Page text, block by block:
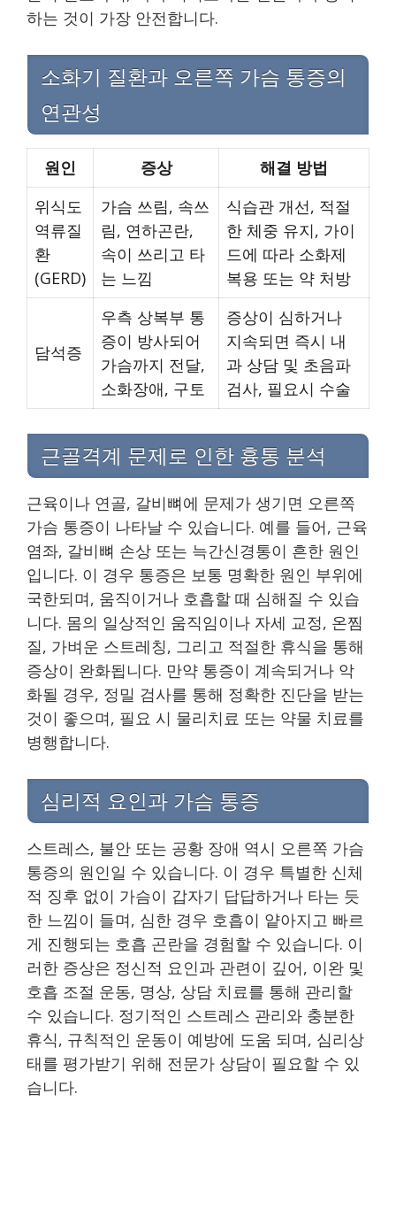
하는 것이 가장 안전합니다.
소화기 질환과 오른쪽 가슴 통증의
연관성
원인 증상
해결 방법
위식도
역류질
환
(GERD)
가슴 쓰림, 속쓰
림, 연하곤란,
속이 쓰리고 타
는 느낌
식습관 개선, 적절
한 체중 유지, 가이
드에 따라 소화제
복용 또는 약 처방
담석증
우측 상복부 통
증이 방사되어
가슴까지 전달,
소화장애, 구토
증상이 심하거나
지속되면 즉시 내
과 상담 및 초음파
검사, 필요시 수술
근골격계 문제로 인한 흉통 분석
근육이나 연골, 갈비뼈에 문제가 생기면 오른쪽
가슴 통증이 나타날 수 있습니다. 예를 들어, 근육
염좌, 갈비뼈 손상 또는 늑간신경통이 흔한 원인
입니다. 이 경우 통증은 보통 명확한 원인 부위에
국한되며, 움직이거나 호흡할 때 심해질 수 있습
니다. 몸의 일상적인 움직임이나 자세 교정, 온찜
질, 가벼운 스트레칭, 그리고 적절한 휴식을 통해
증상이 완화됩니다. 만약 통증이 계속되거나 악
화될 경우, 정밀 검사를 통해 정확한 진단을 받는
것이 좋으며, 필요 시 물리치료 또는 약물 치료를
병행합니다.
심리적 요인과 가슴 통증
스트레스, 불안 또는 공황 장애 역시 오른쪽 가슴
통증의 원인일 수 있습니다. 이 경우 특별한 신체
적 징후 없이 가슴이 갑자기 답답하거나 타는 듯
한 느낌이 들며, 심한 경우 호흡이 얕아지고 빠르
게 진행되는 호흡 곤란을 경험할 수 있습니다. 이
러한 증상은 정신적 요인과 관련이 깊어, 이완 및
호흡 조절 운동, 명상, 상담 치료를 통해 관리할
수 있습니다. 정기적인 스트레스 관리와 충분한
휴식, 규칙적인 운동이 예방에 도움 되며, 심리상
태를 평가받기 위해 전문가 상담이 필요할 수 있
습니다.